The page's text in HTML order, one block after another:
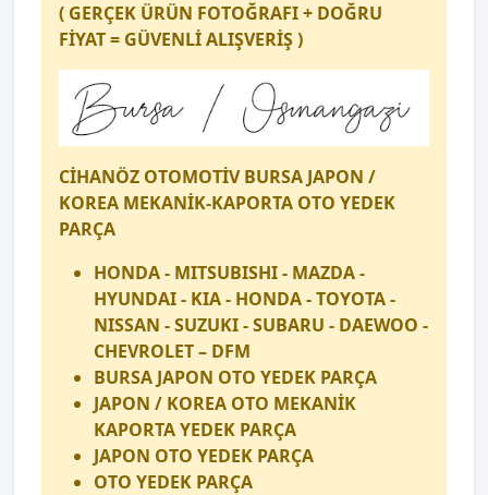
( GERÇEK ÜRÜN FOTOĞRAFI + DOĞRU
FİYAT = GÜVENLİ ALIŞVERİŞ )
CİHANÖZ OTOMOTİV BURSA JAPON /
KOREA MEKANİK-KAPORTA OTO YEDEK
PARÇA
HONDA - MITSUBISHI - MAZDA -
HYUNDAI - KIA - HONDA - TOYOTA -
NISSAN - SUZUKI - SUBARU - DAEWOO -
CHEVROLET – DFM
BURSA JAPON OTO YEDEK PARÇA
JAPON / KOREA OTO MEKANİK
KAPORTA YEDEK PARÇA
JAPON OTO YEDEK PARÇA
OTO YEDEK PARÇA